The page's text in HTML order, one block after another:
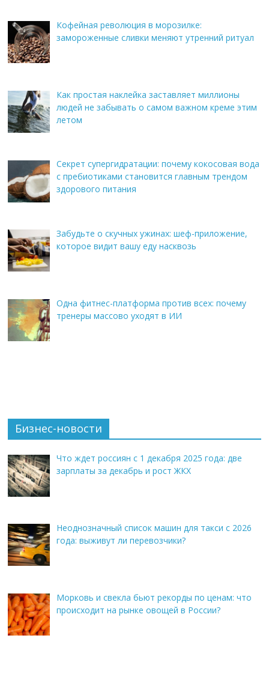
Кофейная революция в морозилке:
замороженные сливки меняют утренний ритуал
Как простая наклейка заставляет миллионы
людей не забывать о самом важном креме этим
летом
Секрет супергидратации: почему кокосовая вода
с пребиотиками становится главным трендом
здорового питания
Забудьте о скучных ужинах: шеф-приложение,
которое видит вашу еду насквозь
Одна фитнес-платформа против всех: почему
тренеры массово уходят в ИИ
Бизнес-новости
Что ждет россиян с 1 декабря 2025 года: две
зарплаты за декабрь и рост ЖКХ
Неоднозначный список машин для такси с 2026
года: выживут ли перевозчики?
Морковь и свекла бьют рекорды по ценам: что
происходит на рынке овощей в России?